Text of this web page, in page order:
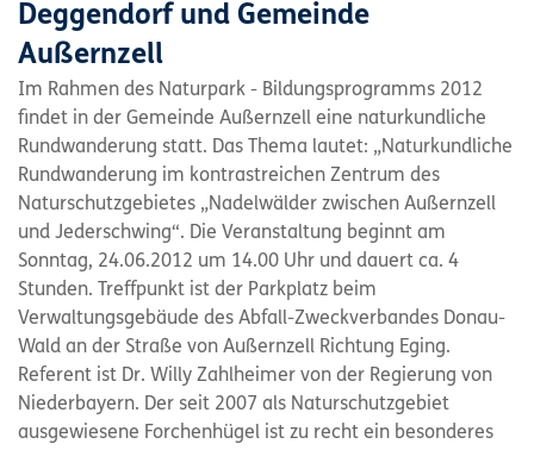
Deggendorf und Gemeinde
Außernzell
Im Rahmen des Naturpark - Bildungsprogramms 2012
findet in der Gemeinde Außernzell eine naturkundliche
Rundwanderung statt. Das Thema lautet: „Naturkundliche
Rundwanderung im kontrastreichen Zentrum des
Naturschutzgebietes „Nadelwälder zwischen Außernzell
und Jederschwing“. Die Veranstaltung beginnt am
Sonntag, 24.06.2012 um 14.00 Uhr und dauert ca. 4
Stunden. Treffpunkt ist der Parkplatz beim
Verwaltungsgebäude des Abfall-Zweckverbandes Donau-
Wald an der Straße von Außernzell Richtung Eging.
Referent ist Dr. Willy Zahlheimer von der Regierung von
Niederbayern. Der seit 2007 als Naturschutzgebiet
ausgewiesene Forchenhügel ist zu recht ein besonderes